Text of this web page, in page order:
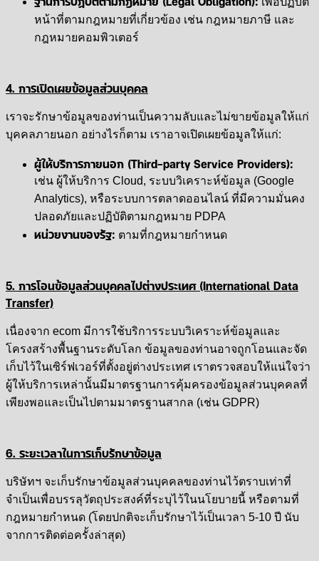
หน้าที่ตามกฎหมายที่เกี่ยวข้อง เช่น กฎหมายภาษี และ
กฎหมายคอมพิวเตอร์
4. การเปิดเผยข้อมูลส่วนบุคคล
เราจะรักษาข้อมูลของท่านเป็นความลับและไม่ขายข้อมูลให้แก่
บุคคลภายนอก อย่างไรก็ตาม เราอาจเปิดเผยข้อมูลให้แก่:
ผู้ให้บริการภายนอก (Third-party Service Providers):
เช่น ผู้ให้บริการ Cloud, ระบบวิเคราะห์ข้อมูล (Google
Analytics), หรือระบบการตลาดออนไลน์ ที่มีความมั่นคง
ปลอดภัยและปฏิบัติตามกฎหมาย PDPA
หน่วยงานของรัฐ: ตามที่กฎหมายกำหนด
5. การโอนข้อมูลส่วนบุคคลไปต่างประเทศ (International Data
Transfer)
เนื่องจาก ecom มีการใช้บริการระบบวิเคราะห์ข้อมูลและ
โครงสร้างพื้นฐานระดับโลก ข้อมูลของท่านอาจถูกโอนและจัด
เก็บไว้ในเซิร์ฟเวอร์ที่ตั้งอยู่ต่างประเทศ เราตรวจสอบให้แน่ใจว่า
ผู้ให้บริการเหล่านั้นมีมาตรฐานการคุ้มครองข้อมูลส่วนบุคคลที่
เพียงพอและเป็นไปตามมาตรฐานสากล (เช่น GDPR)
6. ระยะเวลาในการเก็บรักษาข้อมูล
บริษัทฯ จะเก็บรักษาข้อมูลส่วนบุคคลของท่านไว้ตราบเท่าที่
จำเป็นเพื่อบรรลุวัตถุประสงค์ที่ระบุไว้ในนโยบายนี้ หรือตามที่
กฎหมายกำหนด (โดยปกติจะเก็บรักษาไว้เป็นเวลา 5-10 ปี นับ
จากการติดต่อครั้งล่าสุด)